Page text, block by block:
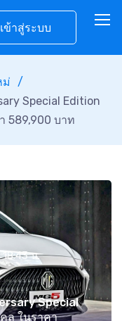
เข้าสู่ระบบ
ม่
Special Edition
589,900 บาท
น.
Special
ล ในราคา